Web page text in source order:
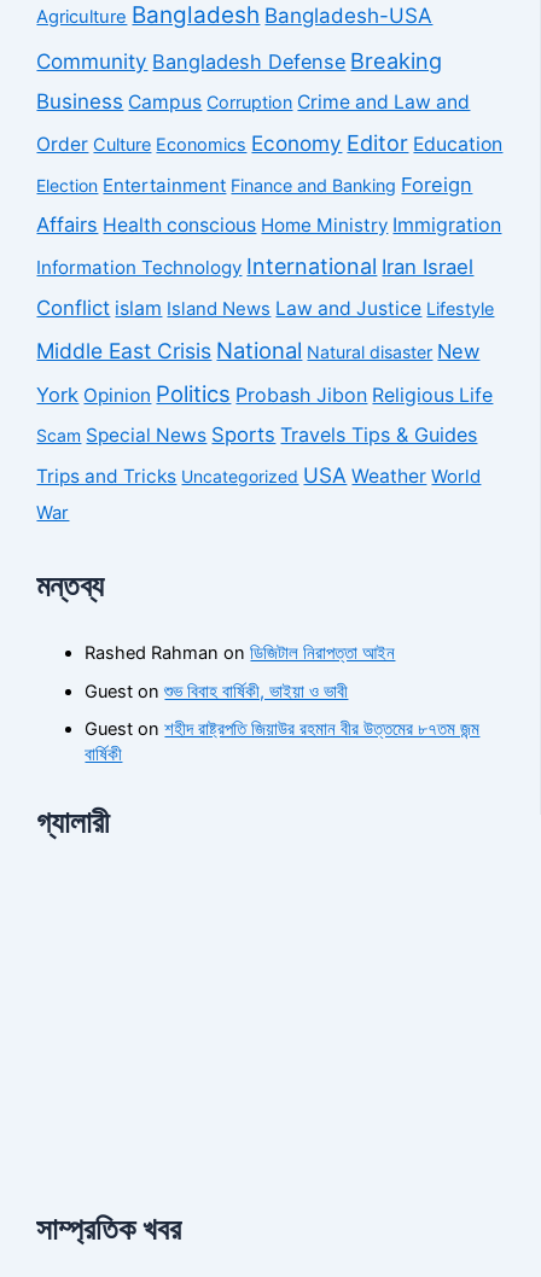
Agriculture Bangladesh Bangladesh-USA
Community Bangladesh Defense Breaking
Business Campus Corruption Crime and Law and
Order Culture Economics Economy Editor Education
Election Entertainment Finance and Banking Foreign
Affairs Health conscious Home Ministry Immigration
Information Technology International Iran Israel
Conflict islam Island News Law and Justice Lifestyle
Middle East Crisis National Natural disaster New
York Opinion Politics Probash Jibon Religious Life
Scam Special News Sports Travels Tips & Guides
Trips and Tricks Uncategorized USA Weather World
War
মন্তব্য
Rashed Rahman onডিজিটাল নিরাপত্তা আইন
Guest onশুভ বিবাহ বার্ষিকী, ভাইয়া ও ভাবী
Guest onশহীদ রাষ্ট্রপতি জিয়াউর রহমান বীর উত্তমের ৮৭তম জন্ম
বার্ষিকী
গ্যালারী
সাম্প্রতিক খবর